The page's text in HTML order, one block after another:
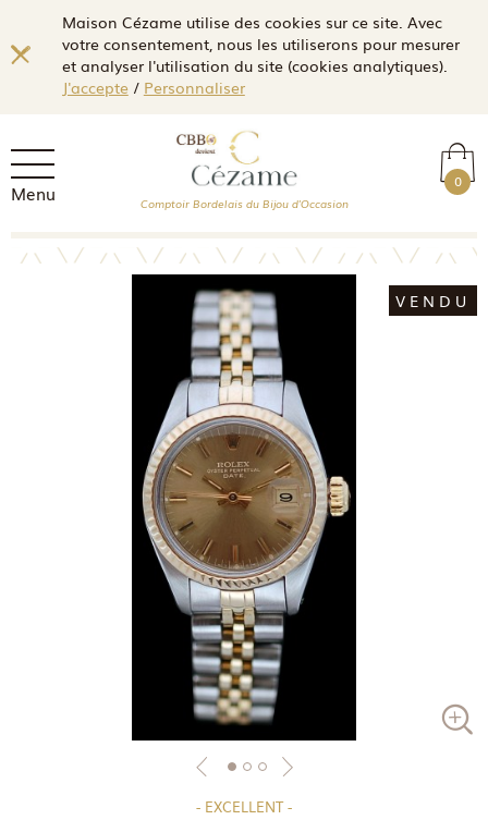
Maison Cézame utilise des cookies sur ce site. Avec
votre consentement, nous les utiliserons pour mesurer
et analyser l'utilisation du site (cookies analytiques).
J'accepte/ Personnaliser
Menu 0
Comptoir Bordelais du Bijou d'Occasion
VENDU
- EXCELLENT -